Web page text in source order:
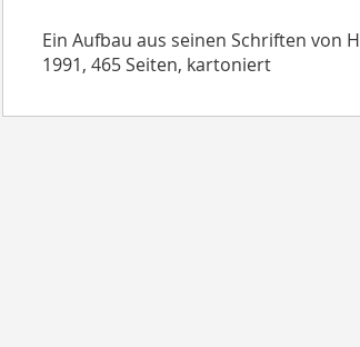
Ein Aufbau aus seinen Schriften von
1991, 465 Seiten, kartoniert